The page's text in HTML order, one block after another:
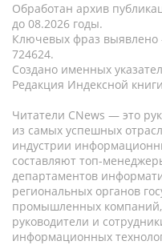
Обработан архив
до 08.2026 годы.
Ключевых фраз выявлено
724624.
Создано именных
Редакция Индексной
Читатели CNews — это
из самых успешных
индустрии
составляют топ-
департаментов
региональных органов
промышленных компаний,
руководители и
информационных